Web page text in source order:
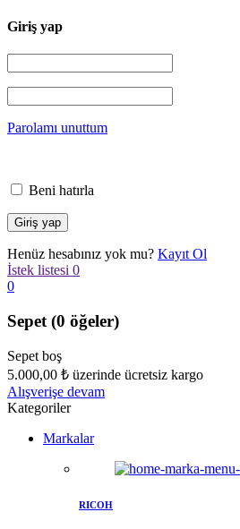
Giriş yap
Parolamı unuttum
Beni hatırla
Henüz hesabınız yok mu? Kayıt Ol
İstek listesi 0
0
Sepet (0 öğeler)
Sepet boş
5.000,00 ₺ üzerinde ücretsiz kargo
Alışverişe devam
Kategoriler
Markalar
RICOH